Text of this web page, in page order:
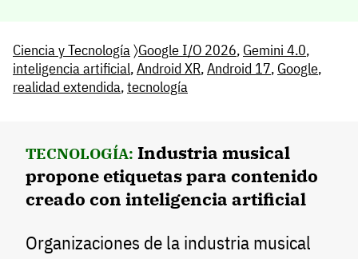
Ciencia y Tecnología〉Google I/O 2026, Gemini 4.0,
inteligencia artificial,Android XR,Android 17, Google,
realidad extendida,tecnología
TECNOLOGÍA: Industria musical
propone etiquetas para contenido
creado con inteligencia artificial
Organizaciones de la industria musical